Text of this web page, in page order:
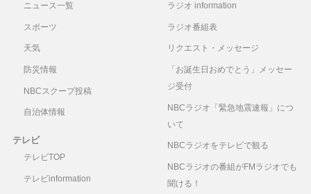
ニュース一覧
スポーツ
天気
防災情報
NBCスクープ投稿
自治体情報
テレビ
テレビTOP
テレビinformation
ラジオ information
ラジオ番組表
リクエスト・メッセージ
「お誕生日おめでとう」メッセー
ジ受付
NBCラジオ「緊急地震速報」につ
いて
NBCラジオをテレビで観る
NBCラジオの番組がFMラジオでも
聞ける！